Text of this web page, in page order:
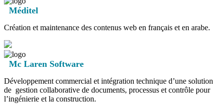
Méditel
Création et maintenance des contenus web en français et en arabe.
Mc Laren Software
Développement commercial et intégration technique d’une solution
de gestion collaborative de documents, processus et contrôle pour
l’ingénierie et la construction.